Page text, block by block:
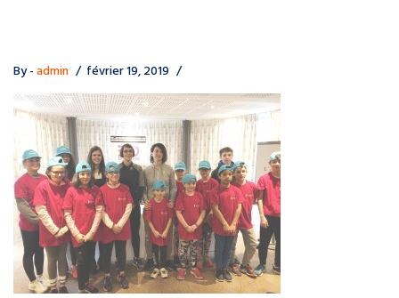
By -admin février 19, 2019